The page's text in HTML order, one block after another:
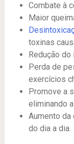
Combate à
Maior
toxinas
Redução
Perda de
exercícios
Promove a
eliminando
Aumento
do dia a dia.